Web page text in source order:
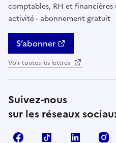
comptables, RH et
activité - abonnement gratuit
S’abonner
Voir toutes les lettres
Suivez-nous
sur les réseaux
FacebookTikTok Linkedin